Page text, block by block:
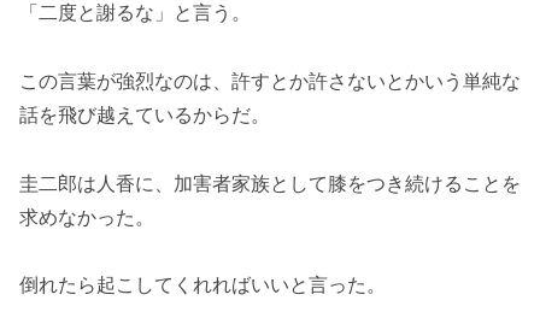
「二度と謝るな」と言う。
この言葉が強烈なのは、許すとか許さないとかいう単純な
話を飛び越えているからだ。
圭二郎は人香に、加害者家族として膝をつき続けることを
求めなかった。
倒れたら起こしてくれればいいと言った。